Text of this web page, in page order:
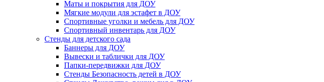
Маты и покрытия для ДОУ
Мягкие модули для эстафет в ДОУ
Спортивные уголки и мебель для ДОУ
Спортивный инвентарь для ДОУ
Стенды для детского сада
Баннеры для ДОУ
Вывески и таблички для ДОУ
Папки-передвижки для ДОУ
Стенды Безопасность детей в ДОУ